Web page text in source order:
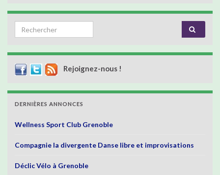
Search for:
Rejoignez-nous !
DERNIÈRES ANNONCES
Wellness Sport Club Grenoble
Compagnie la divergente Danse libre et improvisations
Déclic Vélo à Grenoble